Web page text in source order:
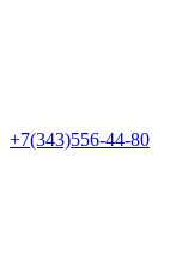
+7(343)556-44-80